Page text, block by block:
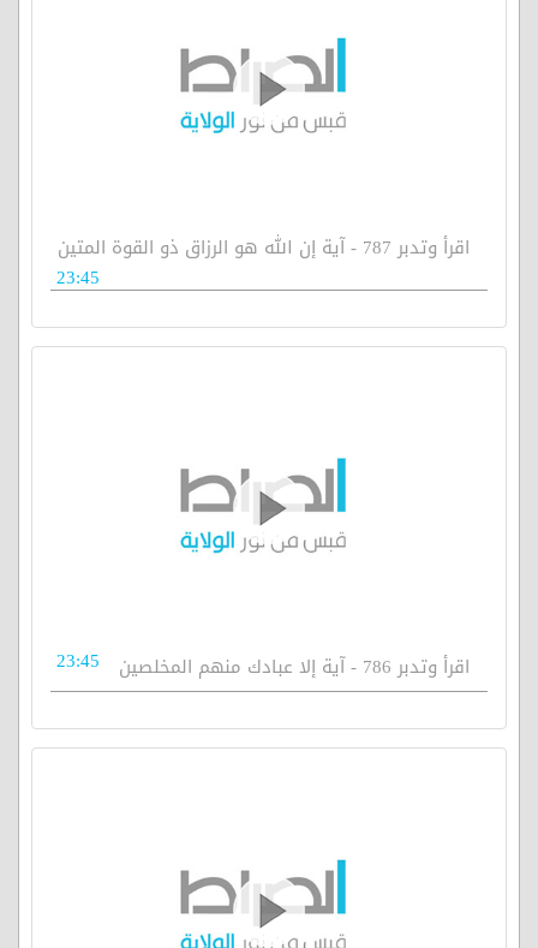
اقرأ وتدبر 787 - آية إن الله هو الرزاق ذو القوة المتين
23:45
اقرأ وتدبر 786 - آية إلا عبادك منهم المخلصين 23:45